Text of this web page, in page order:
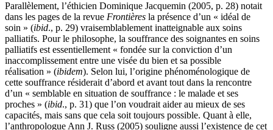
Parallèlement, l’éthicien Dominique Jacquemin (2005, p. 28) notait
dans les pages de la revue Frontières la présence d’un « idéal de
soin » (ibid., p. 29) vraisemblablement inatteignable aux soins
palliatifs. Pour le philosophe, la souffrance des soignantes en soins
palliatifs est essentiellement « fondée sur la conviction d’un
inaccomplissement entre une visée du bien et sa possible
réalisation » (ibidem). Selon lui, l’origine phénoménologique de
cette souffrance résiderait d’abord et avant tout dans la rencontre
d’un « semblable en situation de souffrance : le malade et ses
proches » (ibid., p. 31) que l’on voudrait aider au mieux de ses
capacités, mais sans que cela soit toujours possible. Quant à elle,
l’anthropologue Ann J. Russ (2005) souligne aussi l’existence de cet